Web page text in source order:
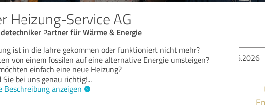
Heizung-Service AG
Partner für Wärme & Energie
ist in die Jahre gekommen oder funktioniert nicht mehr?
von einem fossilen auf eine alternative Energie umsteigen?
einfach eine neue Heizung?
Sie bei uns genau richtig!...
Beschreibung anzeigen